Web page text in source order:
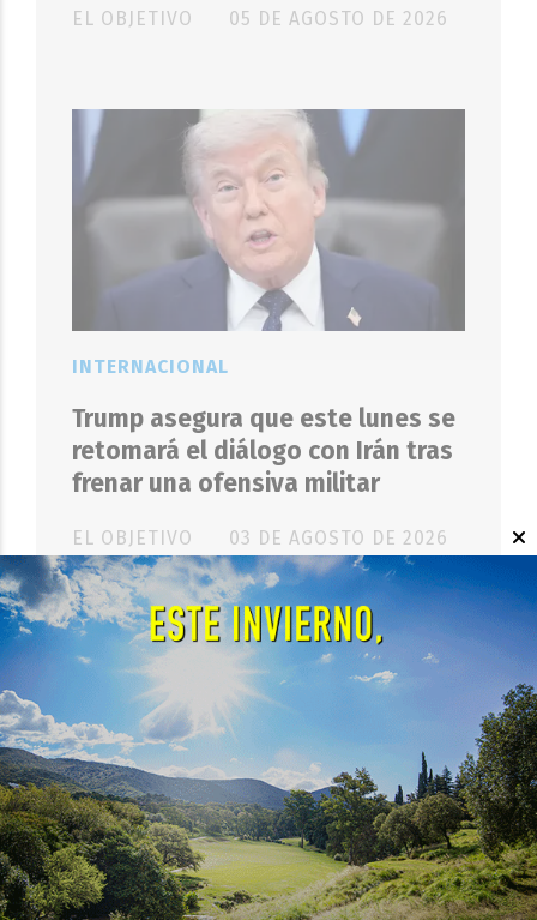
EL OBJETIVO 05 DE AGOSTO DE 2026
Trump asegura que este lunes se
retomará el diálogo con Irán tras
frenar una ofensiva militar
EL OBJETIVO
INTERNACIONAL
03 DE AGOSTO DE 2026
INTERNACIONAL